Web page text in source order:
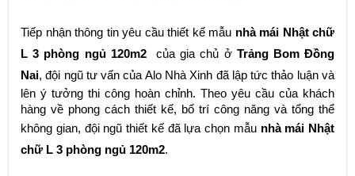
Tiếp nhận thông tin yêu cầu thiết kế mẫu nhà mái Nhật chữ
L 3 phòng ngủ 120m2của gia chủ ở Trảng Bom Đồng
Nai, đội ngũ tư vấn của Alo Nhà Xinh đã lập tức thảo luận và
lên ý tưởng thi công hoàn chỉnh. Theo yêu cầu của khách
hàng về phong cách thiết kế, bố trí công năng và tổng thể
không gian, đội ngũ thiết kế đã lựa chọn mẫu nhà mái Nhật
chữ L 3 phòng ngủ 120m2.